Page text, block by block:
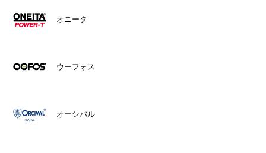
オニータ
ウーフォス
オーシバル